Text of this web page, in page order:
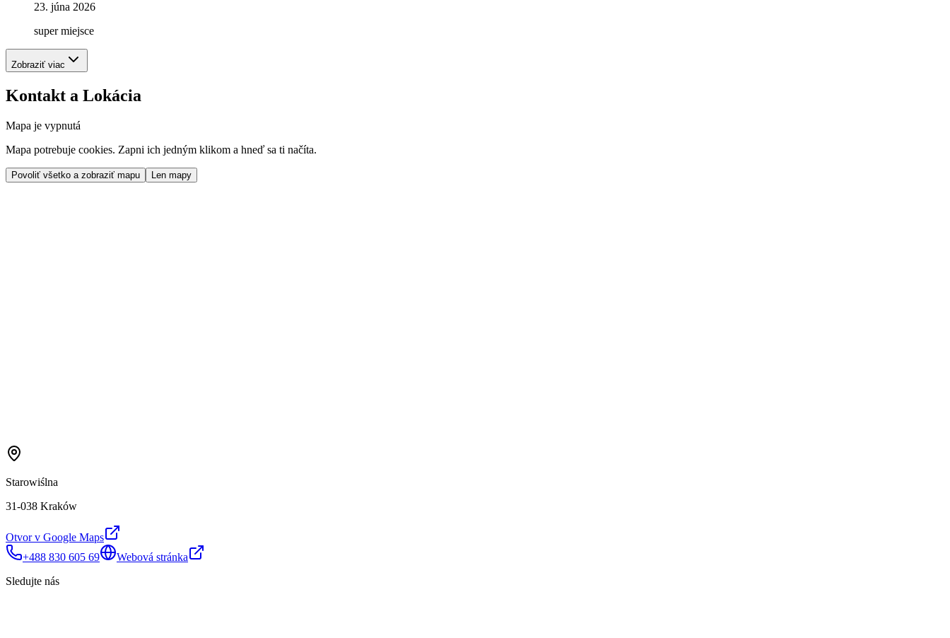
23. júna 2026
super miejsce
Zobraziť viac
Kontakt a Lokácia
Mapa je vypnutá
Mapa potrebuje cookies. Zapni ich jedným klikom a hneď sa ti načíta.
Povoliť všetko a zobraziť mapu Len mapy
Starowiślna
31-038 Kraków
Otvor v Google Maps
+488 830 605 69
Webová stránka
Sledujte nás